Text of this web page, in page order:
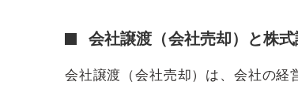
会社譲渡（会社売却）と株
会社譲渡（会社売却）は、会社の経